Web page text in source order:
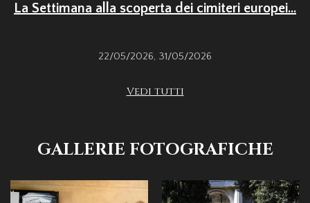
La Settimana alla scoperta dei cimiteri europei...
22/05/2026, 31/05/2026
Vedi tutti
GALLERIE FOTOGRAFICHE